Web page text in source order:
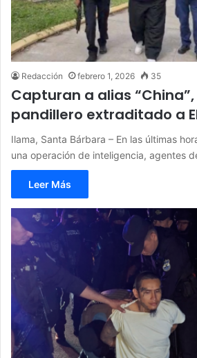
Redacción febrero 1, 2026 35
Capturan a alias
pandillero extraditado a
Ilama, Santa Bárbara – En las últimas
una operación de inteligencia, agentes
Leer Más